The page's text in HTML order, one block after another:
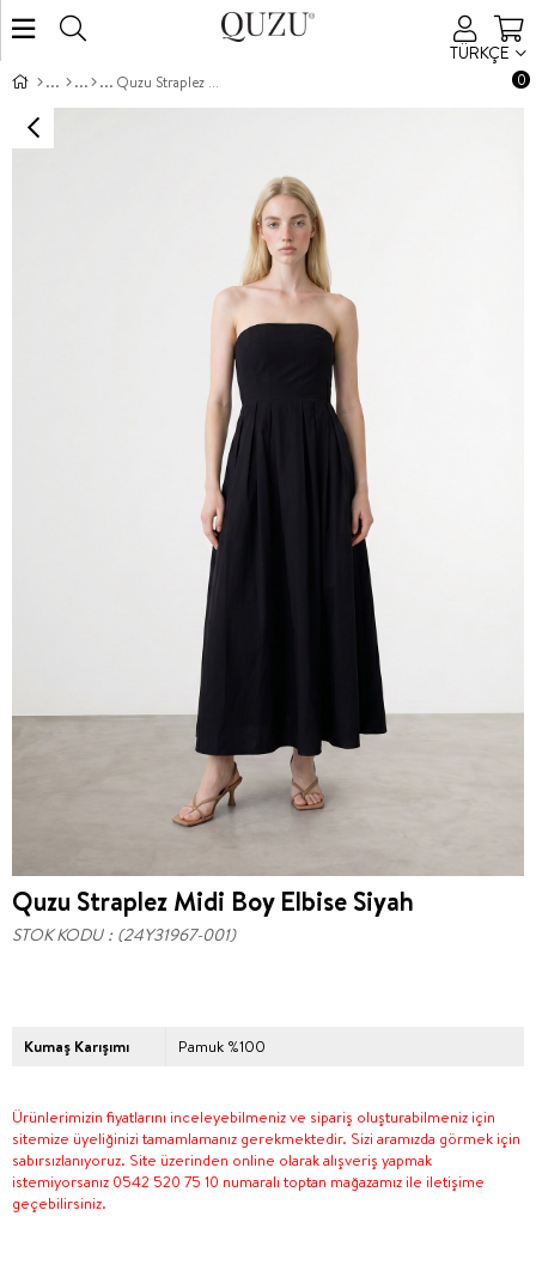
TÜRKÇE
0
Quzu Straplez Midi Boy Elbise Siyah
Quzu Straplez Midi Boy Elbise Siyah
STOK KODU (24Y31967-001)
Kumaş Karışımı Pamuk %100
Ürünlerimizin fiyatlarını inceleyebilmeniz ve sipariş oluşturabilmeniz için
sitemize üyeliğinizi tamamlamanız gerekmektedir. Sizi aramızda görmek için
sabırsızlanıyoruz. Site üzerinden online olarak alışveriş yapmak
istemiyorsanız 0542 520 75 10 numaralı toptan mağazamız ile iletişime
geçebilirsiniz.